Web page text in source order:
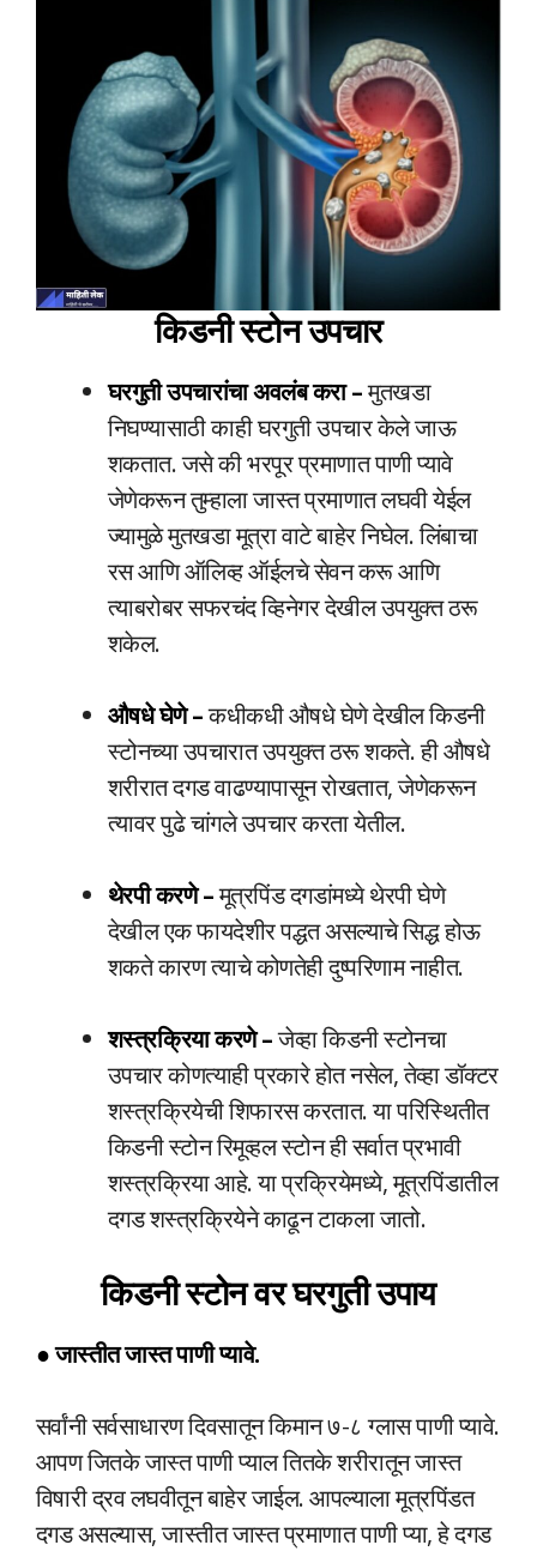
किडनी स्टोन उपचार
घरगुती उपचारांचा अवलंब करा –मुतखडा
निघण्यासाठी काही घरगुती उपचार केले जाऊ
शकतात. जसे की भरपूर प्रमाणात पाणी प्यावे
जेणेकरून तुम्हाला जास्त प्रमाणात लघवी येईल
ज्यामुळे मुतखडा मूत्रा वाटे बाहेर निघेल. लिंबाचा
रस आणि ऑलिव्ह ऑईलचे सेवन करू आणि
त्याबरोबर सफरचंद व्हिनेगर देखील उपयुक्त ठरू
शकेल.
औषधे घेणे –कधीकधी औषधे घेणे देखील किडनी
स्टोनच्या उपचारात उपयुक्त ठरू शकते. ही औषधे
शरीरात दगड वाढण्यापासून रोखतात, जेणेकरून
त्यावर पुढे चांगले उपचार करता येतील.
थेरपी करणे –मूत्रपिंड दगडांमध्ये थेरपी घेणे
देखील एक फायदेशीर पद्धत असल्याचे सिद्ध होऊ
शकते कारण त्याचे कोणतेही दुष्परिणाम नाहीत.
शस्त्रक्रिया करणे –जेव्हा किडनी स्टोनचा
उपचार कोणत्याही प्रकारे होत नसेल, तेव्हा डॉक्टर
शस्त्रक्रियेची शिफारस करतात. या परिस्थितीत
किडनी स्टोन रिमूव्हल स्टोन ही सर्वात प्रभावी
शस्त्रक्रिया आहे. या प्रक्रियेमध्ये, मूत्रपिंडातील
दगड शस्त्रक्रियेने काढून टाकला जातो.
किडनी स्टोन वर घरगुती उपाय
● जास्तीत जास्त पाणी प्यावे.
सर्वांनी सर्वसाधारण दिवसातून किमान ७-८ ग्लास पाणी प्यावे.
आपण जितके जास्त पाणी प्याल तितके शरीरातून जास्त
विषारी द्रव लघवीतून बाहेर जाईल. आपल्याला मूत्रपिंडत
दगड असल्यास, जास्तीत जास्त प्रमाणात पाणी प्या, हे दगड